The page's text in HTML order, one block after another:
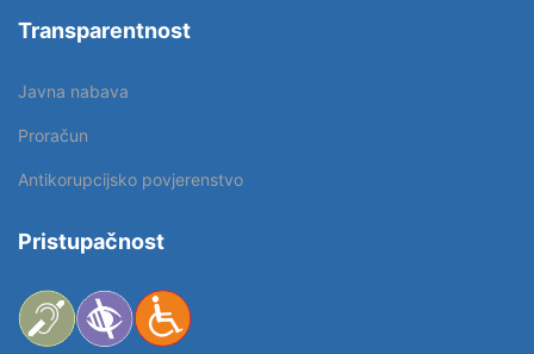
Transparentnost
Javna nabava
Proračun
Antikorupcijsko povjerenstvo
Pristupačnost